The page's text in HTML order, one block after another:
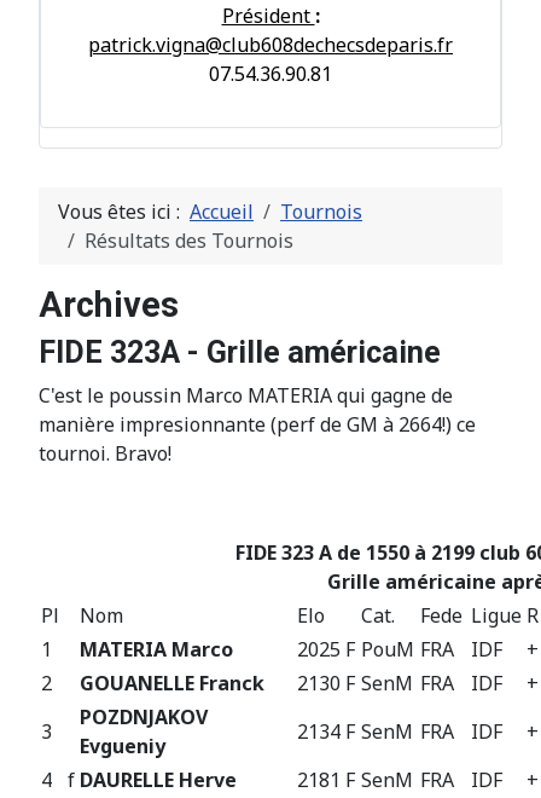
Président :
patrick.vigna@club608dechecsdeparis.fr
07.54.36.90.81
Vous êtes ici : Accueil
Tournois
Résultats des Tournois
Archives
FIDE 323A - Grille américaine
C'est le poussin Marco MATERIA qui gagne de
manière impresionnante (perf de GM à 2664!) ce
tournoi. Bravo!
FIDE 323 A de 1550 à 2199 club
Grille américaine
Pl
Nom Elo Cat. Fede Ligue
1
MATERIA Marco 2025 F PouM FRA IDF
2
GOUANELLE Franck 2130 F SenM FRA IDF
3
POZDNJAKOV
Evgueniy
2134 F SenM FRA IDF
4 f DAURELLE Herve 2181 F SenM FRA IDF